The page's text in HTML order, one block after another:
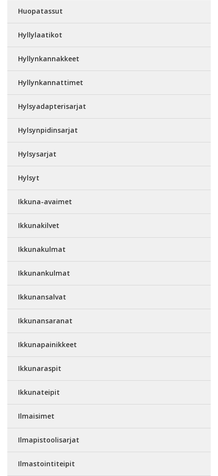
Huopatassut
Hyllylaatikot
Hyllynkannakkeet
Hyllynkannattimet
Hylsyadapterisarjat
Hylsynpidinsarjat
Hylsysarjat
Hylsyt
Ikkuna-avaimet
Ikkunakilvet
Ikkunakulmat
Ikkunankulmat
Ikkunansalvat
Ikkunansaranat
Ikkunapainikkeet
Ikkunaraspit
Ikkunateipit
Ilmaisimet
Ilmapistoolisarjat
Ilmastointiteipit